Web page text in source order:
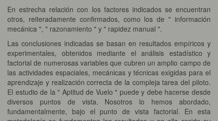
En estrecha relación con los factores indicados se encuentran
otros, reiteradamente confirmados, como los de " información
mecánica ", " razonamiento " y " rapidez manual ".
Las conclusiones indicadas se basan en resultados empíricos y
experimentales, obtenidos mediante el análisis estadístico y
factorial de numerosas variables que cubren un amplio campo de
las actividades espaciales, mecánicas y técnicas exigidas para el
aprendizaje y realización correcta de la compleja tarea del piloto.
El estudio de la " Aptitud de Vuelo " puede y debe hacerse desde
diversos puntos de vista. Nosotros lo hemos abordado,
fundamentalmente, bajo el punto de vista factorial. En esta